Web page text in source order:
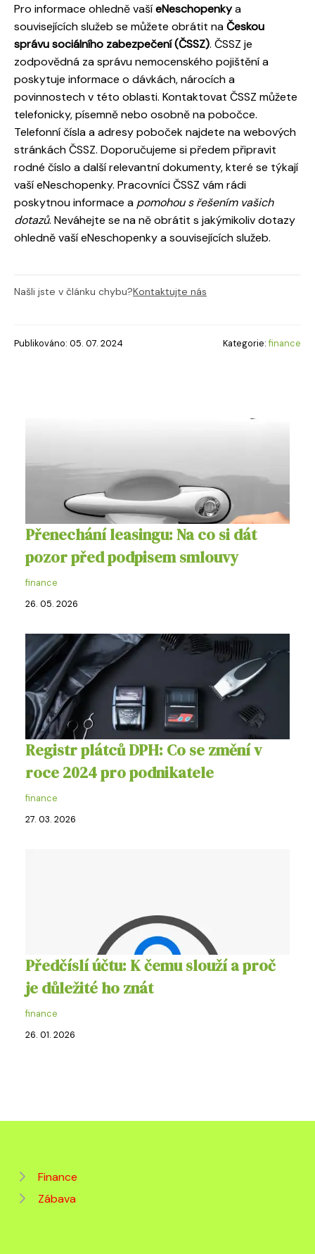
Pro informace ohledně vašíeNeschopenkya
souvisejících služeb se můžete obrátit naČeskou
správu sociálního zabezpečení (ČSSZ). ČSSZ je
zodpovědná za správu nemocenského pojištění a
poskytuje informace o dávkách, nárocích a
povinnostech v této oblasti. Kontaktovat ČSSZ můžete
telefonicky, písemně nebo osobně na pobočce.
Telefonní čísla a adresy poboček najdete na webových
stránkách ČSSZ. Doporučujeme si předem připravit
rodné číslo a další relevantní dokumenty, které se týkají
vaší eNeschopenky. Pracovníci ČSSZ vám rádi
poskytnou informace a pomohou s řešením vašich
dotazů. Neváhejte se na ně obrátit s jakýmikoliv dotazy
ohledně vaší eNeschopenky a souvisejících služeb.
Našli jste v článku chybu?Kontaktujte nás
Publikováno: 05. 07. 2024 Kategorie:finance
Přenechání leasingu: Na co si dát
pozor před podpisem smlouvy
finance
26. 05. 2026
Registr plátců DPH: Co se změní v
roce 2024 pro podnikatele
finance
27. 03. 2026
Předčíslí účtu: K čemu slouží a proč
je důležité ho znát
finance
26. 01. 2026
Finance
Zábava